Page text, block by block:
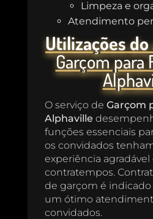
Limpeza e
Atendimento
Utilizações
Garçom para
O serviço de Garçom
Alphaville
funções essenciais
os convidados
experiência agradável
contratempos.
de garçom é indicado
um ótimo
convidados.